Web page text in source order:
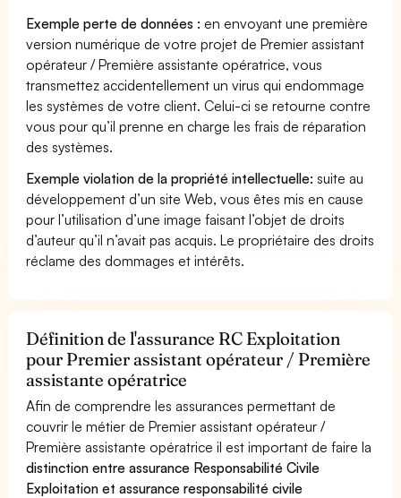
Exemple perte de données : en envoyant une première
version numérique de votre projet de Premier assistant
opérateur / Première assistante opératrice, vous
transmettez accidentellement un virus qui endommage
les systèmes de votre client. Celui-ci se retourne contre
vous pour qu’il prenne en charge les frais de réparation
des systèmes.
Exemple violation de la propriété intellectuelle: suite au
développement d’un site Web, vous êtes mis en cause
pour l’utilisation d’une image faisant l’objet de droits
d’auteur qu’il n’avait pas acquis. Le propriétaire des droits
réclame des dommages et intérêts.
Définition de l'assurance RC Exploitation
pour Premier assistant opérateur / Première
assistante opératrice
Afin de comprendre les assurances permettant de
couvrir le métier de Premier assistant opérateur /
Première assistante opératrice il est important de faire la
distinction entre assurance Responsabilité Civile
Exploitation et assurance responsabilité civile